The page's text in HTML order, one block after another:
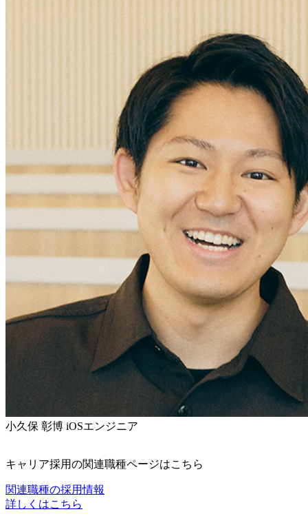
小久保 彰博 iOSエンジニア
キャリア採用の関連職種ページはこちら
関連職種の採用情報
詳しくはこちら